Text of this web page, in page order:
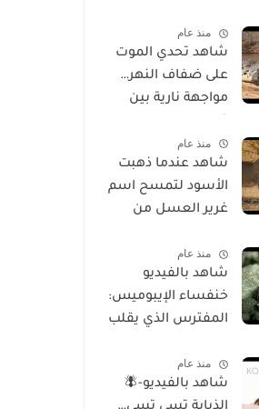
منذ عام
شاهد تحدي الموت
على ضفاف النهر…
مواجهة نارية بين
وتمساح شرس
منذ عام
شاهد عندما ذهبت
الأسود لتمسح اسم
غرير العسل من
منذ عام
شاهد بالفيديو
خنفساء الإيبوميس:
المفترس الذي يقلب
منذ عام
شاهد بالفيديو-🪰